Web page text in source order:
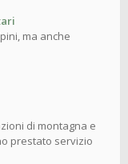
ma anche
di montagna e
prestato servizio